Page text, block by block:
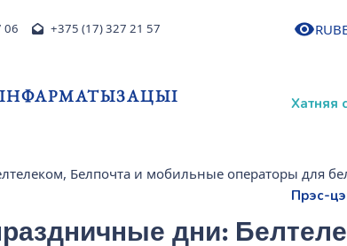
06 +375 (17) 327 21 57 RU
ІНФАРМАТЫЗАЦЫІ
Хатняя
Прэс-
Белпочта и мобильные операторы для
дни: